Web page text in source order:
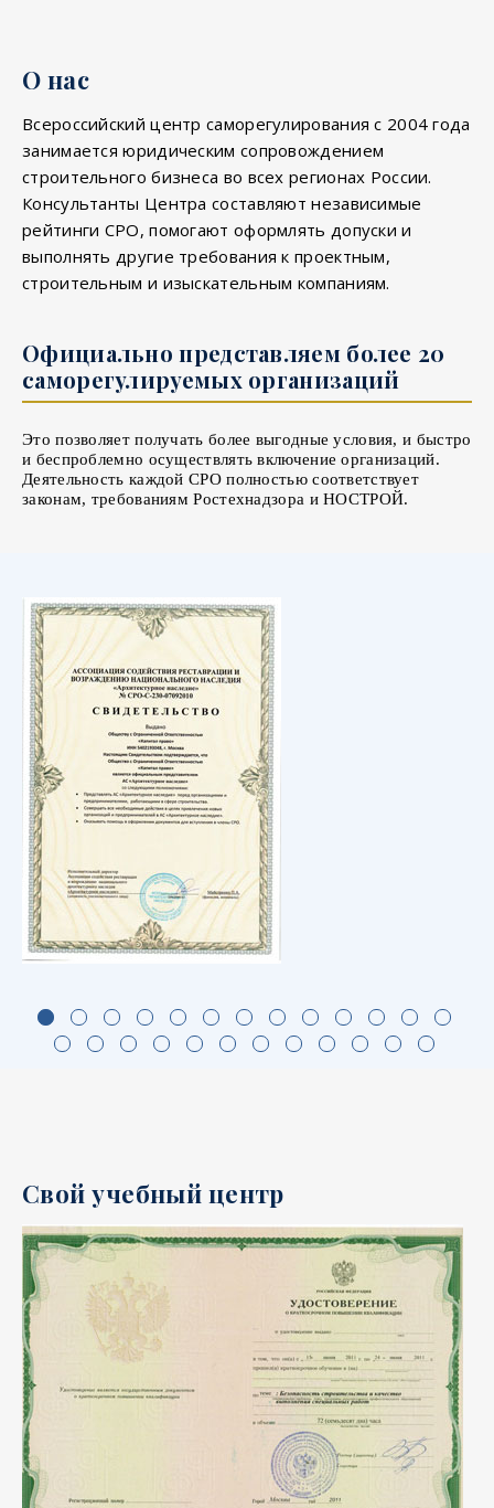
О нас
Всероссийский центр саморегулирования с 2004 года
занимается юридическим сопровождением
строительного бизнеса во всех регионах России.
Консультанты Центра составляют независимые
рейтинги СРО, помогают оформлять допуски и
выполнять другие требования к проектным,
строительным и изыскательным компаниям.
Официально представляем более 20
саморегулируемых организаций
Это позволяет получать более выгодные условия, и быстро
и беспроблемно осуществлять включение организаций.
Деятельность каждой СРО полностью соответствует
законам, требованиям Ростехнадзора и НОСТРОЙ.
Свой учебный центр